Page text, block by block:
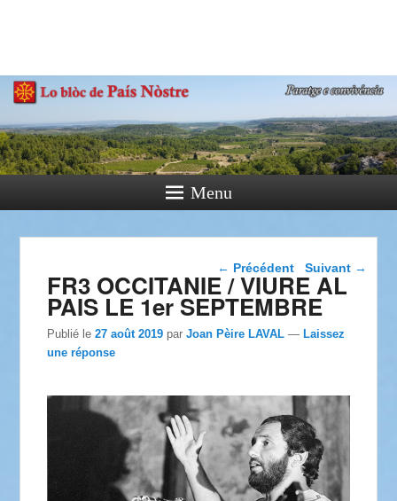
Paratge e Convivència
Menu
Navigation dans les
articles
← Précédent Suivant →
FR3 OCCITANIE / VIURE AL
PAIS LE 1er SEPTEMBRE
Publié le27 août 2019 parJoan Pèire LAVAL —Laissez
une réponse